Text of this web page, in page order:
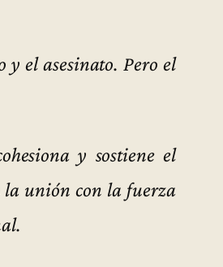
el asesinato. Pero el
y sostiene el
la unión con la fuerza